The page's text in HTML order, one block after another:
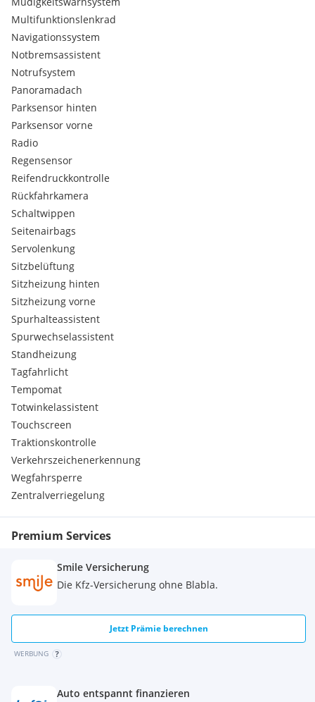
Multifunktionslenkrad
Navigationssystem
Notbremsassistent
Notrufsystem
Panoramadach
Parksensor hinten
Parksensor vorne
Radio
Regensensor
Reifendruckkontrolle
Rückfahrkamera
Schaltwippen
Seitenairbags
Servolenkung
Sitzbelüftung
Sitzheizung hinten
Sitzheizung vorne
Spurhalteassistent
Spurwechselassistent
Standheizung
Tagfahrlicht
Tempomat
Totwinkelassistent
Touchscreen
Traktionskontrolle
Verkehrszeichenerkennung
Wegfahrsperre
Zentralverriegelung
Premium Services
Smile Versicherung
Die Kfz-Versicherung ohne Blabla.
Jetzt Prämie berechnen
WERBUNG
Auto entspannt finanzieren